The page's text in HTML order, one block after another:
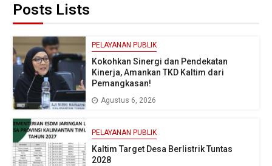
Posts Lists
PELAYANAN PUBLIK
Kokohkan Sinergi dan Pendekatan
Kinerja, Amankan TKD Kaltim dari
Pemangkasan!
Agustus 6, 2026
PELAYANAN PUBLIK
Kaltim Target Desa Berlistrik Tuntas
2028